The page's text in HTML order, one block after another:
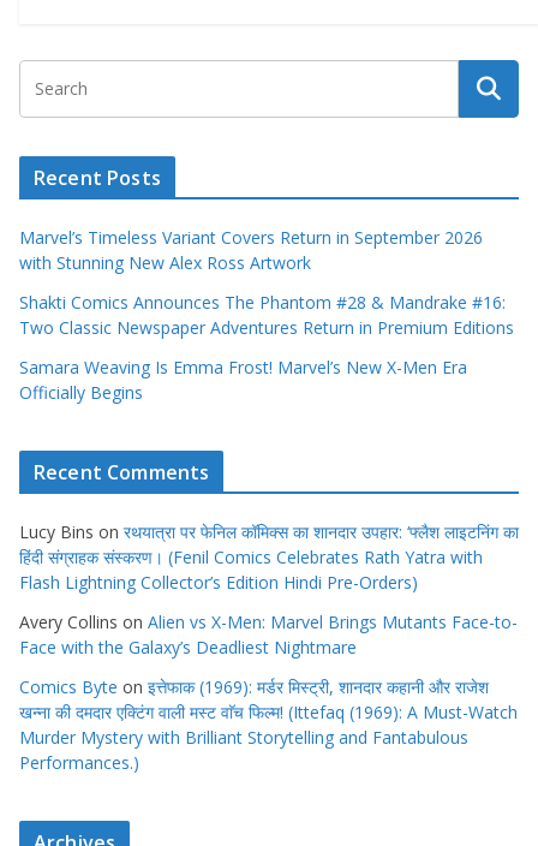
Recent Posts
Marvel’s Timeless Variant Covers Return in September 2026
with Stunning New Alex Ross Artwork
Shakti Comics Announces The Phantom #28 & Mandrake #16:
Two Classic Newspaper Adventures Return in Premium Editions
Samara Weaving Is Emma Frost! Marvel’s New X-Men Era
Officially Begins
Recent Comments
Lucy Bins on रथयात्रा पर फेनिल कॉमिक्स का शानदार उपहार: ‘फ्लैश लाइटनिंग का
हिंदी संग्राहक संस्करण। (Fenil Comics Celebrates Rath Yatra with
Flash Lightning Collector’s Edition Hindi Pre-Orders)
Avery Collins on Alien vs X-Men: Marvel Brings Mutants Face-to-
Face with the Galaxy’s Deadliest Nightmare
Comics Byte on इत्तेफाक (1969): मर्डर मिस्ट्री, शानदार कहानी और राजेश
खन्ना की दमदार एक्टिंग वाली मस्ट वाॅच फिल्म! (Ittefaq (1969): A Must-Watch
Murder Mystery with Brilliant Storytelling and Fantabulous
Performances.)